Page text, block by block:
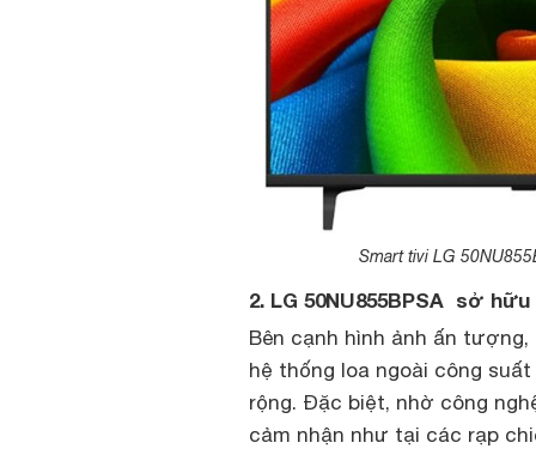
Smart tivi LG
2. LG 50NU855BPSA sở
Bên cạnh hình ảnh ấn tượng,
hệ thống loa ngoài công
rộng. Đặc biệt, nhờ công
cảm nhận như tại các rạp